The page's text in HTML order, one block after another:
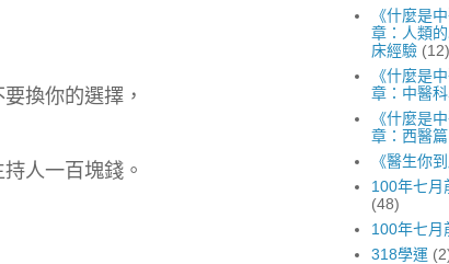
換你的選擇，
人一百塊錢。
《什麼是
章：人類
床經驗 (12)
《什麼是
章：中醫
《什麼是
章：西醫篇
《醫生你
100年七月
(48)
100年七月
318學運